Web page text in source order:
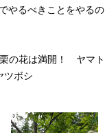
やるべきことをやるの
の花は満開！ ヤマト
ボシ